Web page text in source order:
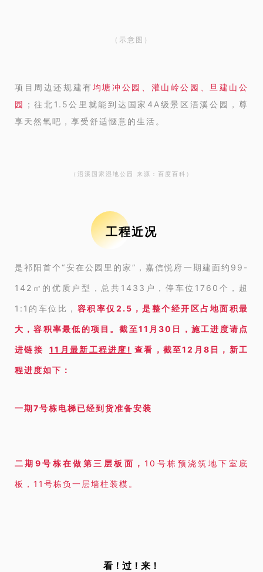
（示意图）
项目周边还规建有均塘冲公园、灌山岭公园、旦建山公
园 ；往北1.5公里就能到达国家4A级景区浯溪公园，尊
享天然氧吧，享受舒适惬意的生活。
（浯溪国家湿地公园 来源：百度百科）
工程近况
是祁阳首个“安在公园里的家”，嘉信悦府一期建面约99-
142㎡的优质户型，总共1433户，停车位1760个，超
1:1的车位比， 容积率仅2.5，是整个经开区占地面积最
大，容积率最低的项目。截至11月30日，施工进度请点
进链接 11月最新工程进度! 查看 ，截至12月8日，新工
程进度如下：
一期7号栋电梯已经到货准备安装
二期 9号栋在做第三层板面，10号栋预浇筑地下室底
板， 11号栋负一层墙柱装模。
看！过！来！